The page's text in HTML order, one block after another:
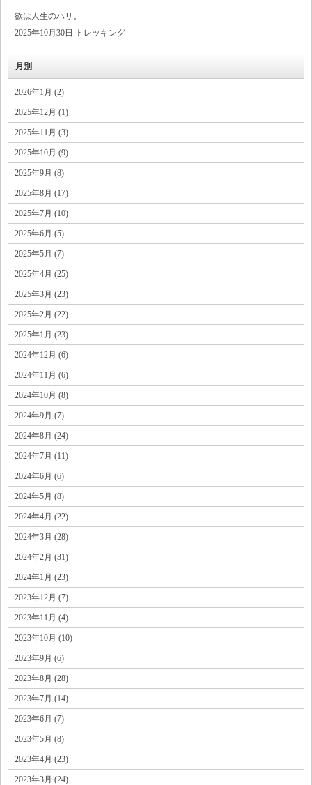
欲は人生のハリ。
2025年10月30日 トレッキング
月別
2026年1月 (2)
2025年12月 (1)
2025年11月 (3)
2025年10月 (9)
2025年9月 (8)
2025年8月 (17)
2025年7月 (10)
2025年6月 (5)
2025年5月 (7)
2025年4月 (25)
2025年3月 (23)
2025年2月 (22)
2025年1月 (23)
2024年12月 (6)
2024年11月 (6)
2024年10月 (8)
2024年9月 (7)
2024年8月 (24)
2024年7月 (11)
2024年6月 (6)
2024年5月 (8)
2024年4月 (22)
2024年3月 (28)
2024年2月 (31)
2024年1月 (23)
2023年12月 (7)
2023年11月 (4)
2023年10月 (10)
2023年9月 (6)
2023年8月 (28)
2023年7月 (14)
2023年6月 (7)
2023年5月 (8)
2023年4月 (23)
2023年3月 (24)